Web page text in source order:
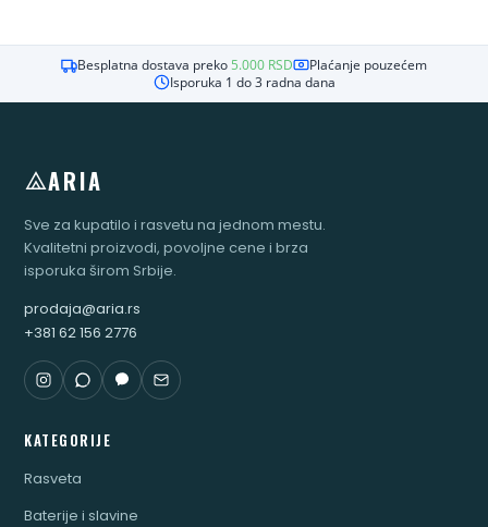
Besplatna dostava preko 5.000 RSD
Plaćanje pouzećem
Isporuka 1 do 3 radna dana
ARIA
Sve za kupatilo i rasvetu na jednom mestu.
Kvalitetni proizvodi, povoljne cene i brza
isporuka širom Srbije.
prodaja@aria.rs
+381 62 156 2776
KATEGORIJE
Rasveta
Baterije i slavine